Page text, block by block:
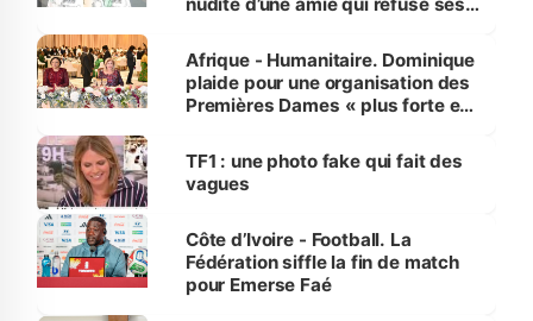
Afrique - Humanitaire. Dominique
plaide pour une organisation des
Premières Dames « plus forte et
sur la scène internationale »
TF1 : une photo fake qui fait des
vagues
Côte d’Ivoire - Football. La
Fédération siffle la fin de match
pour Emerse Faé